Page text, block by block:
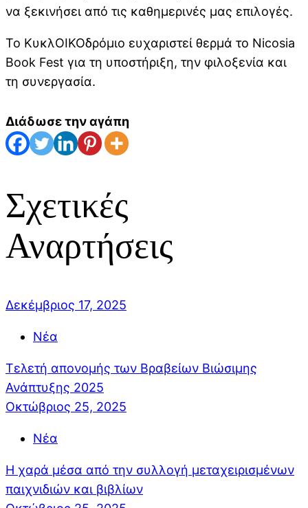
να ξεκινήσει από τις καθημερινές μας επιλογές.
Το ΚυκλΟΙΚΟδρόμιο ευχαριστεί θερμά το Nicosia
Book Fest για τη υποστήριξη, την φιλοξενία και
τη συνεργασία.
Διάδωσε την αγάπη
Σχετικές
Αναρτήσεις
Δεκέμβριος 17, 2025
Νέα
Τελετή απονομής των Βραβείων Βιώσιμης
Ανάπτυξης 2025
Οκτώβριος 25, 2025
Νέα
Η χαρά μέσα από την συλλογή μεταχειρισμένων
παιχνιδιών και βιβλίων